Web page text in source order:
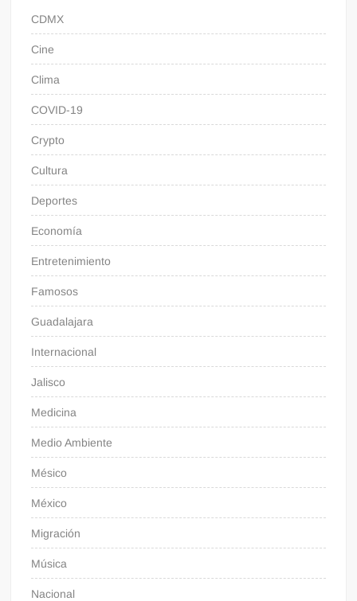
CDMX
Cine
Clima
COVID-19
Crypto
Cultura
Deportes
Economía
Entretenimiento
Famosos
Guadalajara
Internacional
Jalisco
Medicina
Medio Ambiente
Mésico
México
Migración
Música
Nacional